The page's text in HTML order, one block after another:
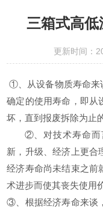
三箱式高
更新时间：
①、从设备物质寿命来
确定的使用寿命，即从
坏，直到报废拆除为止
②、对技术寿命而言
新，升级、经济上更合
经济寿命尚未结束之前
术进步而使其丧失使用
③、根据经济寿命来谈